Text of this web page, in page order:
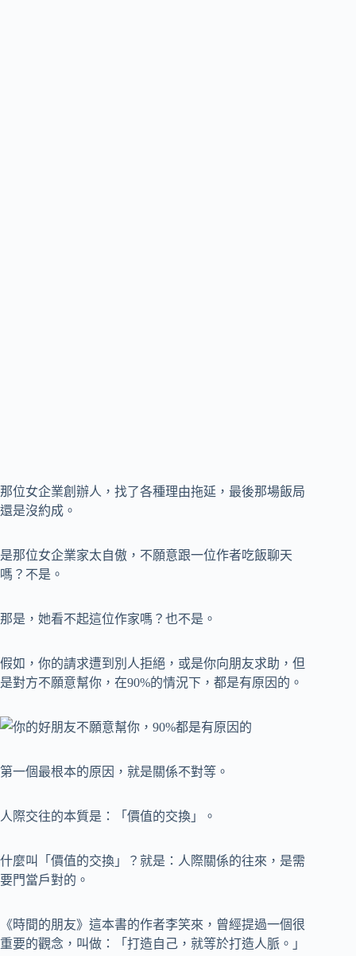
那位女企業創辦人，找了各種理由拖延，最後那場飯局
還是沒約成。
是那位女企業家太自傲，不願意跟一位作者吃飯聊天
嗎？不是。
那是，她看不起這位作家嗎？也不是。
假如，你的請求遭到別人拒絕，或是你向朋友求助，但
是對方不願意幫你，在90%的情況下，都是有原因的。
第一個最根本的原因，就是關係不對等。
人際交往的本質是：「價值的交換」。
什麼叫「價值的交換」？就是：人際關係的往來，是需
要門當戶對的。
《時間的朋友》這本書的作者李笑來，曾經提過一個很
重要的觀念，叫做：「打造自己，就等於打造人脈。」